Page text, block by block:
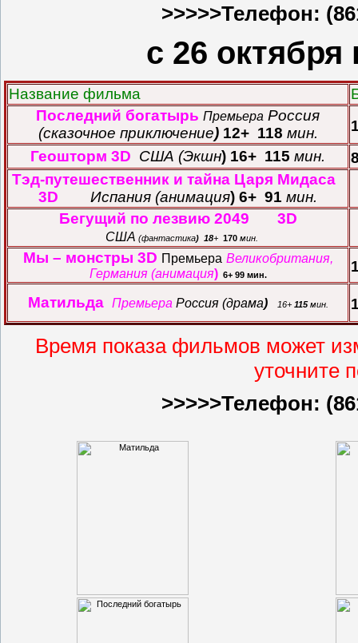
>>>>>Телефон:
с 26
Название фильма
Последний богатырь Премьера Россия
(сказочное приключение)12+ 118 мин.
Геошторм 3D США (Экшн) 16+ 115 мин.
Тэд-путешественник и тайна Царя Мидаса
3D
Испания (анимация) 6+ 91 мин.
Бегущий по лезвию 2049 3D
США (фантастика) 18+ 170мин.
Мы – монстры 3D Премьера Великобритания,
Германия (анимация)6+ 99мин.
Матильда Премьера Россия (драма) 16+ 115мин.
Время показа фильмов может
уточните
>>>>>Телефон: